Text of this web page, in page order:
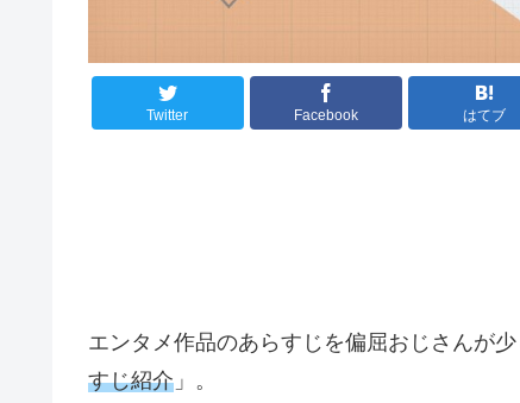
Twitter Facebook はてブ
エンタメ作品のあらすじを偏屈おじさんが
すじ紹介 」。